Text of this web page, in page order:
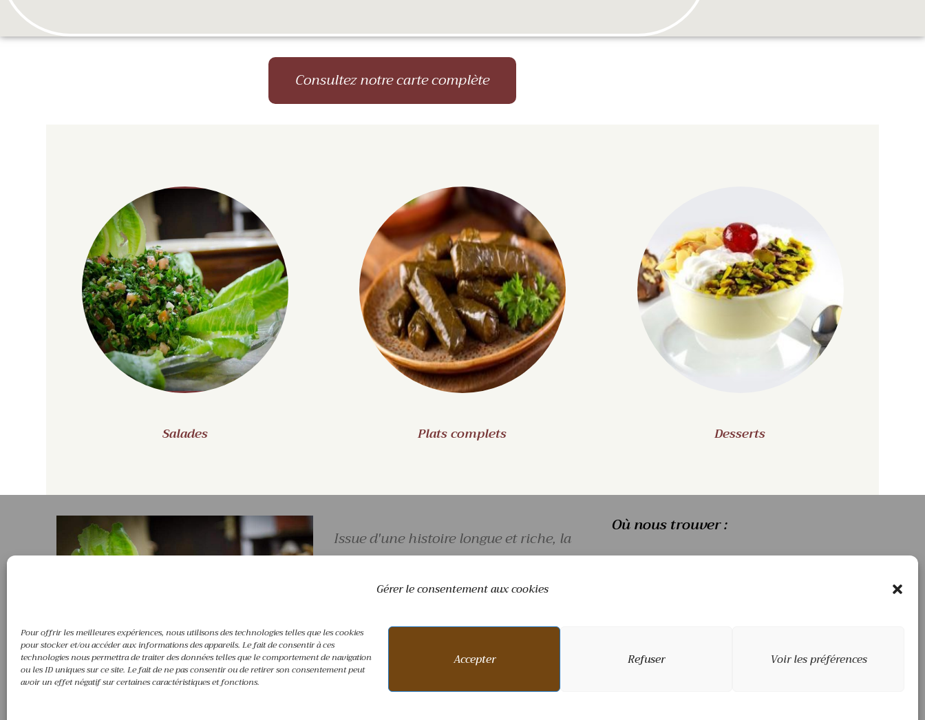
Gérer le consentement aux cookies
Pour offrir les meilleures expériences, nous utilisons des technologies telles que les cookies
pour stocker et/ou accéder aux informations des appareils. Le fait de consentir à ces
technologies nous permettra de traiter des données telles que le comportement de navigation
ou les ID uniques sur ce site. Le fait de ne pas consentir ou de retirer son consentement peut
avoir un effet négatif sur certaines caractéristiques et fonctions.
Accepter Refuser Voir les préférences
Consultez notre carte complète
Salades Plats complets Desserts
Issue d'une histoire longue et riche, la
cuisine syrienne est un mélange
d'influences perses, turques et
libanaises
Où nous trouver :